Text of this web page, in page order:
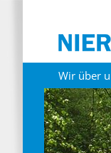
Wir über